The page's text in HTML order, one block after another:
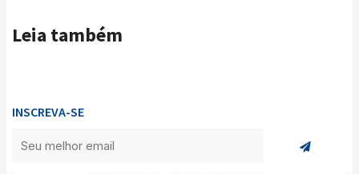
Leia também
INSCREVA-SE